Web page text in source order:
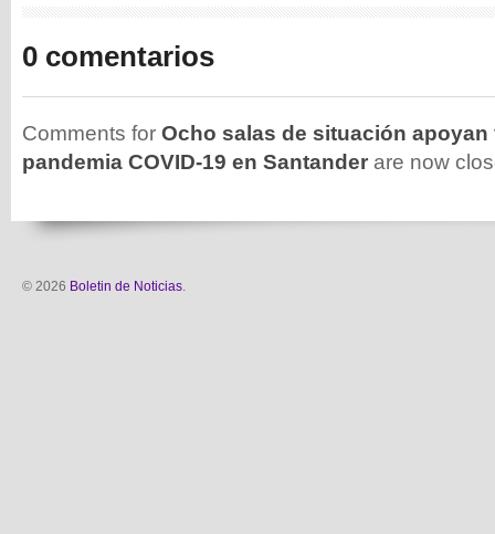
0 comentarios
Comments for Ocho salas de situación
pandemia COVID-19 en Santander are now
© 2026 Boletin de Noticias.